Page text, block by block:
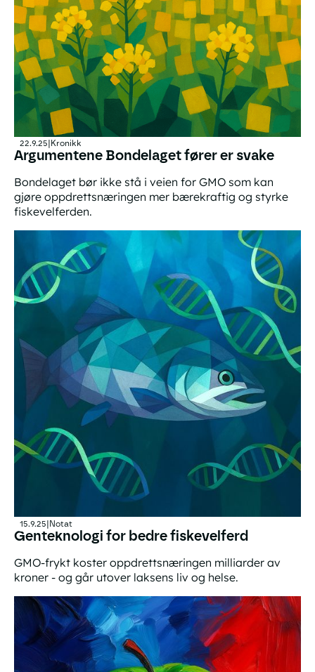
22.9.25 Kronikk
Argumentene Bondelaget fører er svake
Bondelaget bør ikke stå i veien for GMO som kan
gjøre oppdrettsnæringen mer bærekraftig og styrke
fiskevelferden.
15.9.25 Notat
Genteknologi for bedre fiskevelferd
GMO-frykt koster oppdrettsnæringen milliarder av
kroner - og går utover laksens liv og helse.